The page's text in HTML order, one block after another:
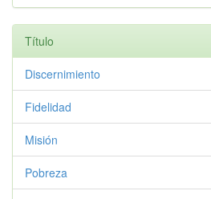
Título
Discernimiento
Fidelidad
Misión
Pobreza